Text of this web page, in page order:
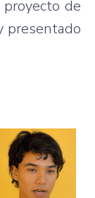
proyecto de
presentado